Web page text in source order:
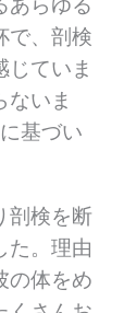
あらゆる
で、剖検
じていま
ないま
基づい
剖検を断
た。理由
の体をめ